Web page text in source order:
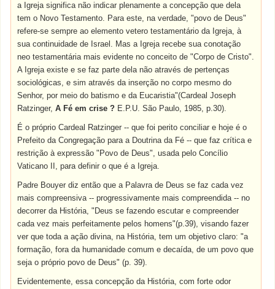
a Igreja significa não indicar plenamente a concepção que dela
tem o Novo Testamento. Para este, na verdade, "povo de Deus"
refere-se sempre ao elemento vetero testamentário da Igreja, à
sua continuidade de Israel. Mas a Igreja recebe sua conotação
neo testamentária mais evidente no conceito de "Corpo de Cristo".
A Igreja existe e se faz parte dela não através de pertenças
sociológicas, e sim através da inserção no corpo mesmo do
Senhor, por meio do batismo e da Eucaristia"(Cardeal Joseph
Ratzinger,A Fé em crise ? E.P.U. São Paulo, 1985, p.30).
É o próprio Cardeal Ratzinger -- que foi perito conciliar e hoje é o
Prefeito da Congregação para a Doutrina da Fé -- que faz crítica e
restrição à expressão "Povo de Deus", usada pelo Concílio
Vaticano II, para definir o que é a Igreja.
Padre Bouyer diz então que a Palavra de Deus se faz cada vez
mais compreensiva -- progressivamente mais compreendida -- no
decorrer da História, "Deus se fazendo escutar e compreender
cada vez mais perfeitamente pelos homens"(p.39), visando fazer
ver que toda a ação divina, na História, tem um objetivo claro: "a
formação, fora da humanidade comum e decaída, de um povo que
seja o próprio povo de Deus" (p. 39).
Evidentemente, essa concepção da História, com forte odor